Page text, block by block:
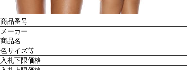
商品番号
メーカー
商品名
色サイズ等
入札下限価格